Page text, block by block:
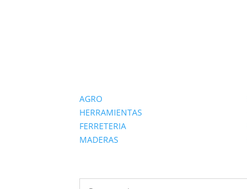
AGRO
HERRAMIENTAS
FERRETERIA
MADERAS